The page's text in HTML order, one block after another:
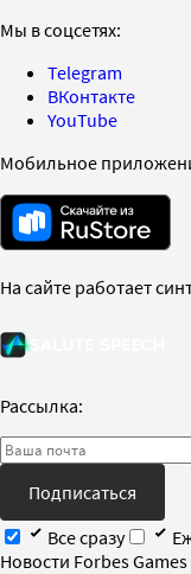
Мы в соцсетях:
Telegram
ВКонтакте
YouTube
Мобильное
На сайте работает
Рассылка:
Подписаться
Все сразу
Новости Forbes Games